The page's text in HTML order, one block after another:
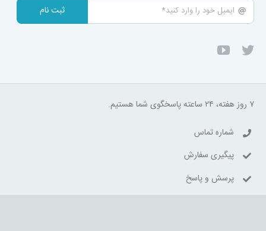
ثبت نام
۷ روز هفته، ۲۴ ساعته پاسخگوی شما هستیم.
شماره تماس
پیگیری سفارش
پرسش و پاسخ